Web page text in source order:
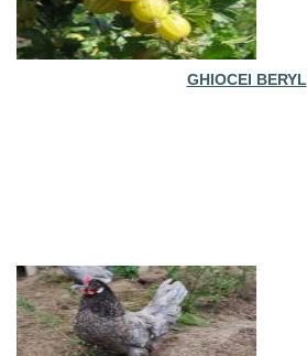
GHIOCEI BERYL